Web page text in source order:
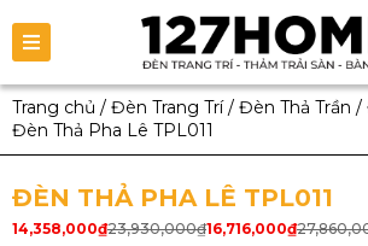
Trang chủ / Đèn Trang Trí/ Đèn Thả Trần /
Đèn Thả Pha Lê TPL011
ĐÈN THẢ PHA LÊ TPL011
23,930,000₫
14,358,000₫ 16,716,000₫